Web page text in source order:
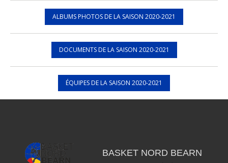
ALBUMS PHOTOS DE LA SAISON 2020-2021
DOCUMENTS DE LA SAISON 2020-2021
ÉQUIPES DE LA SAISON 2020-2021
BASKET NORD BEARN